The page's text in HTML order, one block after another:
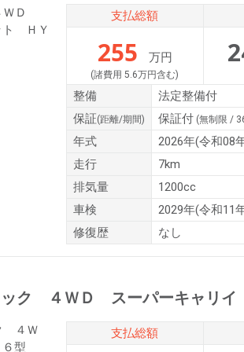
支払総額
255 万円
(諸費用 5.6万円含む)
整備
法定整備付
保証(距離/期間) 保証付(無制限 /
年式
2026年(令和08
走行
7km
排気量
1200cc
車検
2029年(令和11
修復歴
なし
ック ４ＷＤ スーパーキャリ
支払総額